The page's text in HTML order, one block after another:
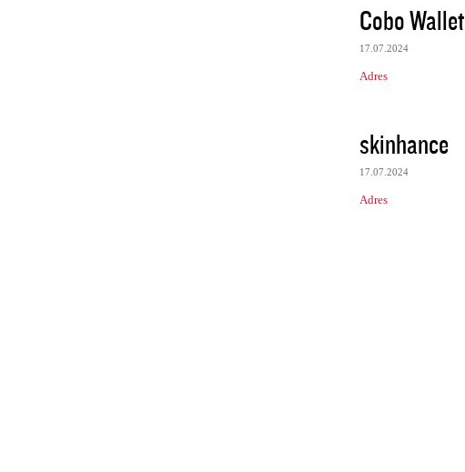
Cobo Wallet
17.07.2024
Adres
skinhance
17.07.2024
Adres